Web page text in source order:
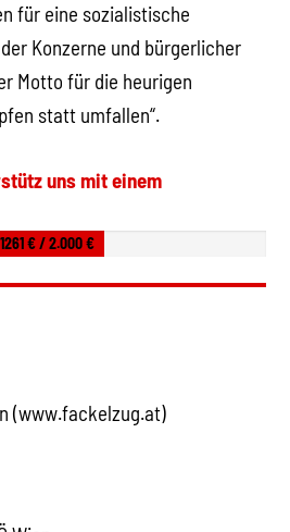
für eine sozialistische
Konzerne und bürgerlicher
Motto für die heurigen
statt umfallen“.
uns mit einem
1261 € / 2.000 €
(www.fackelzug.at)